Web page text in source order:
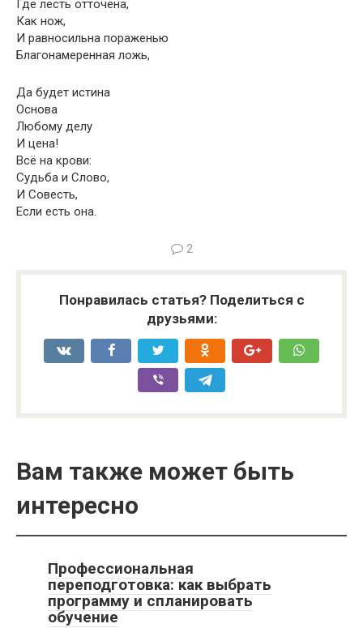
Где лесть отточена,
Как нож,
И равносильна пораженью
Благонамеренная ложь,
Да будет истина
Основа
Любому делу
И цена!
Всё на крови:
Судьба и Слово,
И Совесть,
Если есть она.
2
Понравилась статья? Поделиться с
друзьями:
Вам также может быть
интересно
Профессиональная
переподготовка: как выбрать
программу и спланировать
обучение